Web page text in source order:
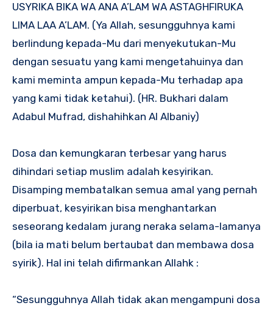
USYRIKA BIKA WA ANA A’LAM WA ASTAGHFIRUKA
LIMA LAA A’LAM. (Ya Allah, sesungguhnya kami
berlindung kepada-Mu dari menyekutukan-Mu
dengan sesuatu yang kami mengetahuinya dan
kami meminta ampun kepada-Mu terhadap apa
yang kami tidak ketahui). (HR. Bukhari dalam
Adabul Mufrad, dishahihkan Al Albaniy)
Dosa dan kemungkaran terbesar yang harus
dihindari setiap muslim adalah kesyirikan.
Disamping membatalkan semua amal yang pernah
diperbuat, kesyirikan bisa menghantarkan
seseorang kedalam jurang neraka selama-lamanya
(bila ia mati belum bertaubat dan membawa dosa
syirik). Hal ini telah difirmankan Allahk :
“Sesungguhnya Allah tidak akan mengampuni dosa